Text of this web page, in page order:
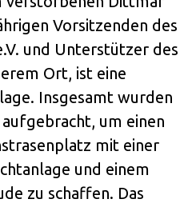
Vorsitzenden des
und Unterstützer des
Ort, ist eine
Insgesamt wurden
um einen
mit einer
und einem
zu schaffen. Das